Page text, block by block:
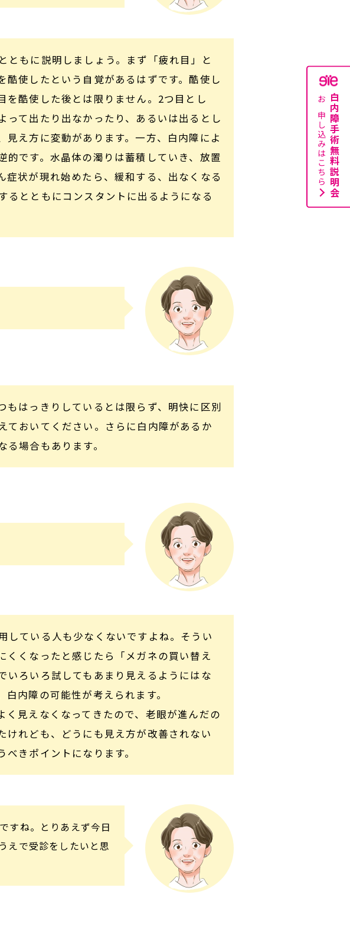
ともに説明しましょう。まず「疲れ目」と
使したという自覚があるはずです。酷使し
を酷使した後とは限りません。2つ目とし
て出たり出なかったり、あるいは出るとし
え方に変動があります。一方、白内障によ
的です。水晶体の濁りは蓄積していき、放置
症状が現れ始めたら、緩和する、出なくなる
るとともにコンスタントに出るようになる
もはっきりしているとは限らず、明快に区別
ておいてください。さらに白内障があるか
場合もあります。
している人も少なくないですよね。そうい
くくなったと感じたら「メガネの買い替え
いろいろ試してもあまり見えるようにはな
内障の可能性が考えられます。
見えなくなってきたので、老眼が進んだの
けれども、どうにも見え方が改善されない
きポイントになります。
すね。とりあえず今日
えで受診をしたいと思
白内障手術無料説明会
お申し込みはこちら